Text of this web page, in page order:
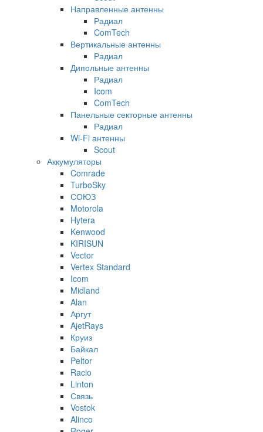
Направленные антенны
Радиал
ComTech
Вертикальные антенны
Радиал
Дипольные антенны
Радиал
Icom
ComTech
Панельные секторные антенны
Радиал
Wi-Fi антенны
Scout
Аккумуляторы
Comrade
TurboSky
СОЮЗ
Motorola
Hytera
Kenwood
KIRISUN
Vector
Vertex Standard
Icom
Midland
Alan
Аргут
AjetRays
Круиз
Байкал
Peltor
Racio
Linton
Связь
Vostok
Alinco